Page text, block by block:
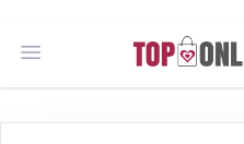
Open main menu